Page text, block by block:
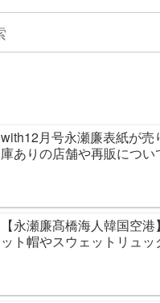
with12月号永瀬廉表紙が売
庫ありの店舗や再販につい
【永瀬廉髙橋海人韓国空
ット帽やスウェットリュッ